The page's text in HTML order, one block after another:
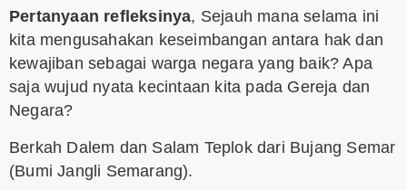
Pertanyaan refleksinya, Sejauh mana selama ini
kita mengusahakan keseimbangan antara hak dan
kewajiban sebagai warga negara yang baik? Apa
saja wujud nyata kecintaan kita pada Gereja dan
Negara?
Berkah Dalem dan Salam Teplok dari Bujang Semar
(Bumi Jangli Semarang).